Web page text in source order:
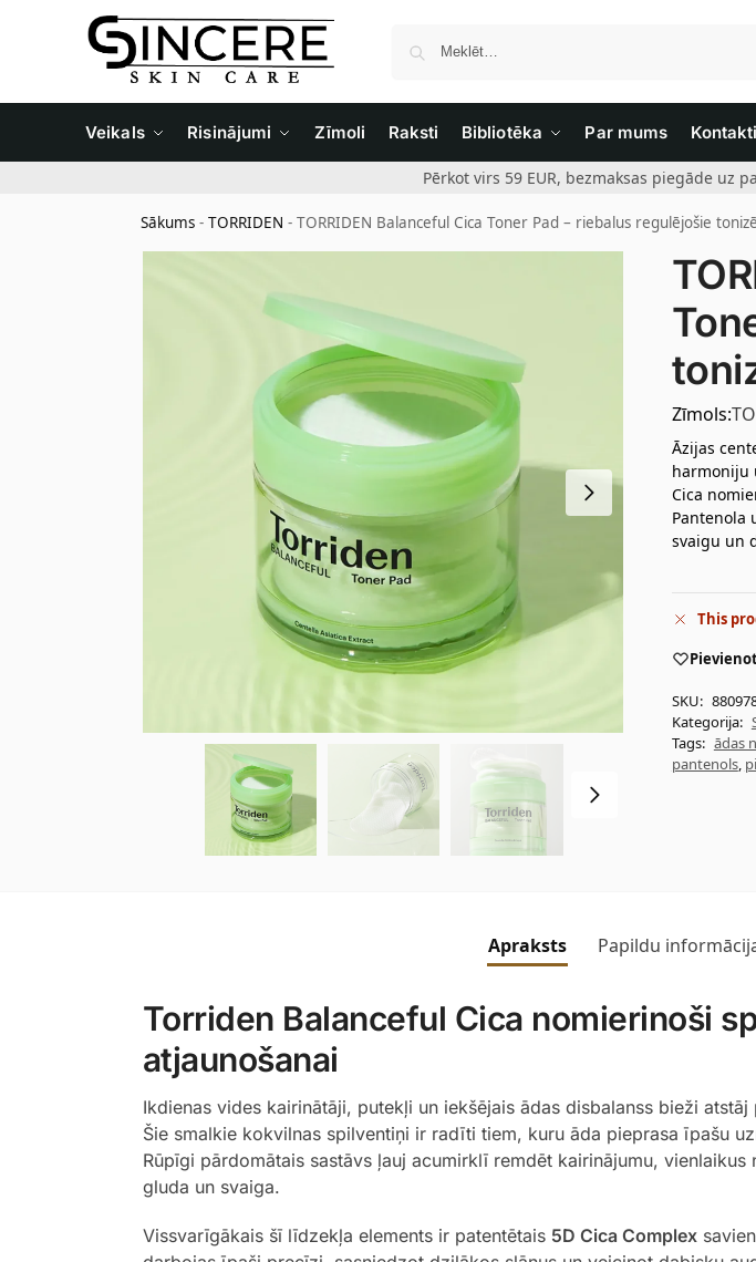
Veikals Risinājumi Zīmoli Raksti Bibliotēka Par mums Kontakti
Pērkot virs 59 EUR, bezmaksas piegāde uz
Sākums -TORRIDEN -TORRIDEN Balanceful Cica Toner Pad – riebalus regulējošie
Zīmols:
Āzijas
harmoniju
Cica
Pantenola
svaigu un
This
SKU:
Kategorija:
Tags: ādas
pantenols,
Apraksts Papildu
Torriden Balanceful Cica nomierinoši
atjaunošanai
Ikdienas vides kairinātāji, putekļi un iekšējais ādas disbalanss bieži
Šie smalkie kokvilnas spilventiņi ir radīti tiem, kuru āda pieprasa īpašu
Rūpīgi pārdomātais sastāvs ļauj acumirklī remdēt kairinājumu,
gluda un svaiga.
Vissvarīgākais šī līdzekļa elements ir patentētais 5D Cica Complex